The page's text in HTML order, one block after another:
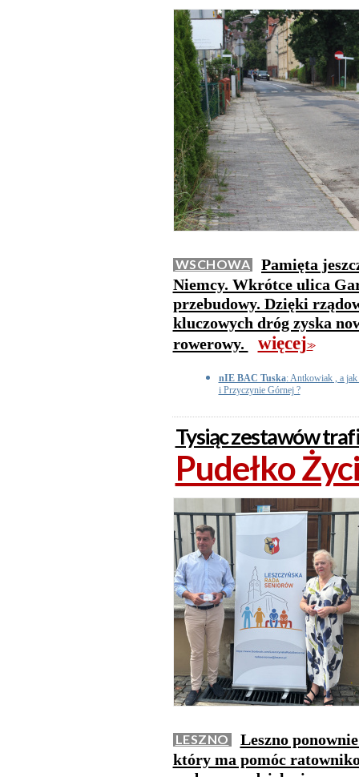
WSCHOWA
Pamięta
Niemcy. Wkrótce ulica
przebudowy. Dzięki
kluczowych dróg zyska
rowerowy.
więcej>>
nIE BAC Tuska: Antkowiak , a jak
i Przyczynie Górnej ?
Tysiąc zestawów
Pudełko
LESZNO
Leszno
który ma pomóc